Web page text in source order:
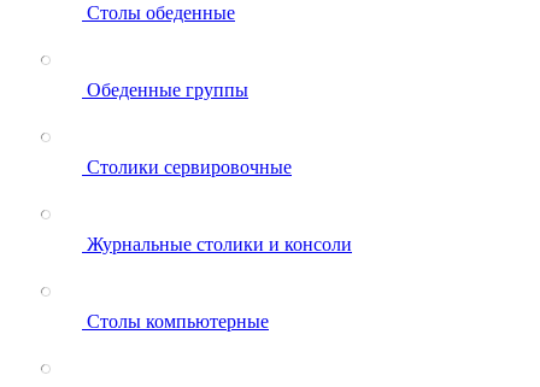
Столы обеденные
Обеденные группы
Столики сервировочные
Журнальные столики и консоли
Столы компьютерные